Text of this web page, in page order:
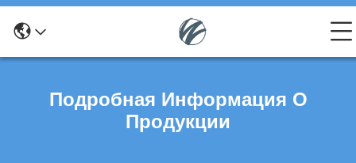
Подробная Информация О
Продукции